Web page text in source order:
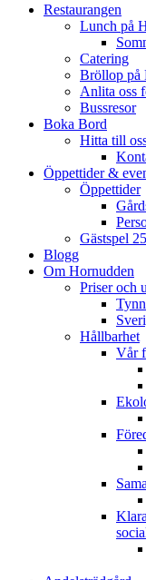
Restaurangen
Lunch på
Catering
Bröllop på
Anlita oss
Bussresor
Boka Bord
Hitta till
Öppettider &
Öppettider
Gästspel
Blogg
Om Hornudden
Priser och
Hållbarhet
Vår